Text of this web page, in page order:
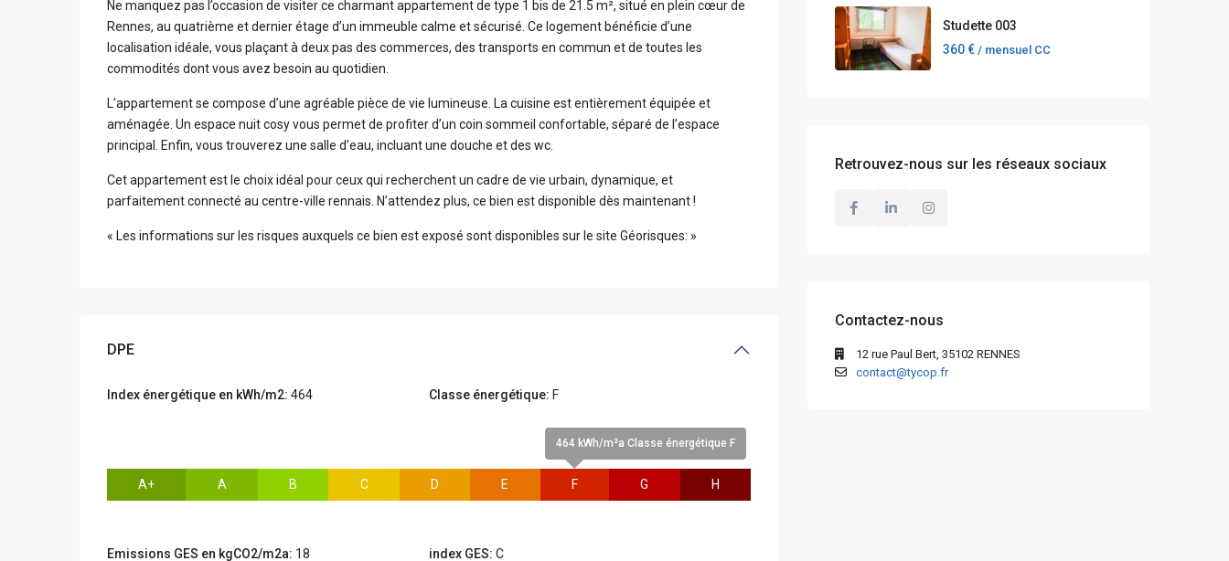
Ne manquez pas l’occasion de visiter ce charmant appartement de type 1 bis de 21.5 m², situé en plein cœur de
Rennes, au quatrième et dernier étage d’un immeuble calme et sécurisé. Ce logement bénéficie d’une
localisation idéale, vous plaçant à deux pas des commerces, des transports en commun et de toutes les
commodités dont vous avez besoin au quotidien.
L’appartement se compose d’une agréable pièce de vie lumineuse. La cuisine est entièrement équipée et
aménagée. Un espace nuit cosy vous permet de profiter d’un coin sommeil confortable, séparé de l’espace
principal. Enfin, vous trouverez une salle d’eau, incluant une douche et des wc.
Cet appartement est le choix idéal pour ceux qui recherchent un cadre de vie urbain, dynamique, et
parfaitement connecté au centre-ville rennais. N’attendez plus, ce bien est disponible dès maintenant !
« Les informations sur les risques auxquels ce bien est exposé sont disponibles sur le site Géorisques: »
DPE
Index énergétique en kWh/m2: 464 Classe énergétique: F
A+ A B C D E
464 kWh/m²a Classe énergétique F
F G H
Emissions GES en kgCO2/m2a: 18 index GES: C
Studette 003
360 € / mensuel CC
Retrouvez-nous sur les réseaux sociaux
Contactez-nous
12 rue Paul Bert, 35102 RENNES
contact@tycop.fr